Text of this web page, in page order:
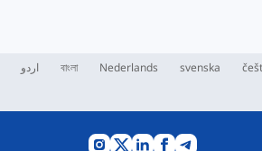
اردو বাংলা Nederlands svenska